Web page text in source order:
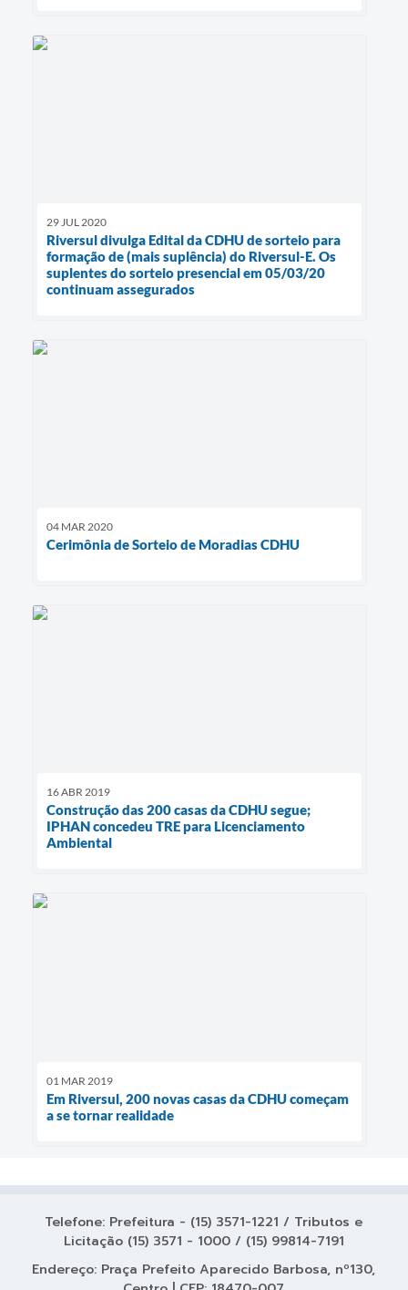
29 JUL 2020
Riversul divulga Edital da CDHU de sorteio para
formação de (mais suplência) do Riversul-E. Os
suplentes do sorteio presencial em 05/03/20
continuam assegurados
04 MAR 2020
Cerimônia de Sorteio de Moradias CDHU
16 ABR 2019
Construção das 200 casas da CDHU segue;
IPHAN concedeu TRE para Licenciamento
Ambiental
01 MAR 2019
Em Riversul, 200 novas casas da CDHU começam
a se tornar realidade
Telefone: Prefeitura - (15) 3571-1221 / Tributos e
Licitação (15) 3571 - 1000 / (15) 99814-7191
Endereço: Praça Prefeito Aparecido Barbosa, nº130,